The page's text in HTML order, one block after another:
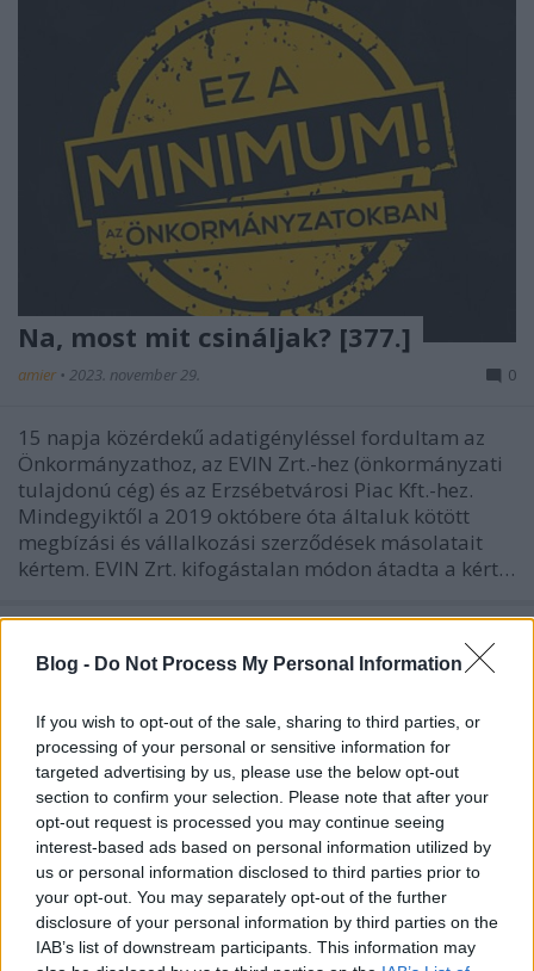
Blog - Do Not Process My Personal Information
If you wish to opt-out of the sale, sharing to third parties, or
processing of your personal or sensitive information for
targeted advertising by us, please use the below opt-out
section to confirm your selection. Please note that after your
opt-out request is processed you may continue seeing
interest-based ads based on personal information utilized by
us or personal information disclosed to third parties prior to
your opt-out. You may separately opt-out of the further
disclosure of your personal information by third parties on the
IAB’s list of downstream participants. This information may
Na, most mit csináljak? [377.]
amier • 2023. november 29. 0
15 napja közérdekű adatigényléssel fordultam az
Önkormányzathoz, az EVIN Zrt.-hez (önkormányzati
tulajdonú cég) és az Erzsébetvárosi Piac Kft.-hez.
Mindegyiktől a 2019 októbere óta általuk kötött
megbízási és vállalkozási szerződések másolatait
kértem. EVIN Zrt. kifogástalan módon átadta a kért…